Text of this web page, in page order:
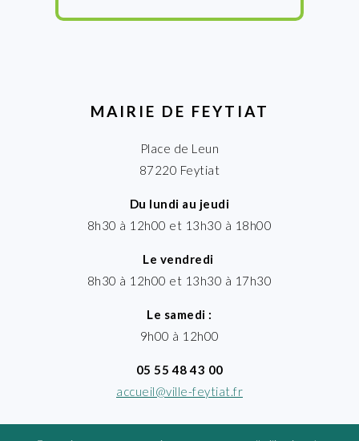
MAIRIE DE FEYTIAT
Place de Leun
87220 Feytiat
Du lundi au jeudi
8h30 à 12h00 et 13h30 à 18h00
Le vendredi
8h30 à 12h00 et 13h30 à 17h30
Le samedi :
9h00 à 12h00
05 55 48 43 00
accueil@ville-feytiat.fr